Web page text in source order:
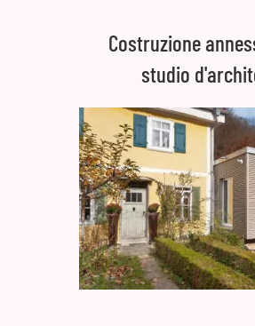
Costruzione
studio